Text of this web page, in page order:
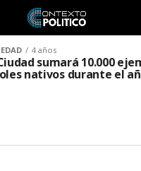
4 años
sumará 10.000
nativos durante el